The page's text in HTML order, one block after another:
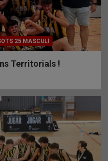
25 MASCULÍ
Territorials !